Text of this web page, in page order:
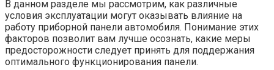
В данном разделе мы рассмотрим, как различные
условия эксплуатации могут оказывать влияние на
работу приборной панели автомобиля. Понимание этих
факторов позволит вам лучше осознать, какие меры
предосторожности следует принять для поддержания
оптимального функционирования панели.